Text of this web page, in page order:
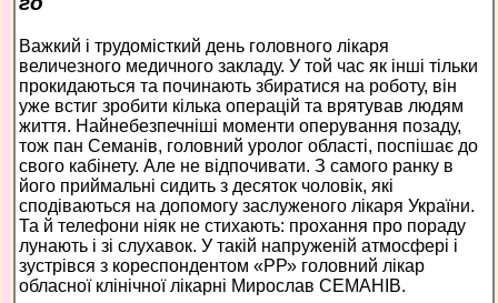
Важкий і трудомісткий день головного лікаря
величезного медичного закладу. У той час як інші тільки
прокидаються та починають збиратися на роботу, він
уже встиг зробити кілька операцій та врятував людям
життя. Найнебезпечніші моменти оперування позаду,
тож пан Семанів, головний уролог області, поспішає до
свого кабінету. Але не відпочивати. З самого ранку в
його приймальні сидить з десяток чоловік, які
сподіваються на допомогу заслуженого лікаря України.
Та й телефони ніяк не стихають: прохання про пораду
лунають і зі слухавок. У такій напруженій атмосфері і
зустрівся з кореспондентом «РР» головний лікар
обласної клінічної лікарні Мирослав СЕМАНІВ.